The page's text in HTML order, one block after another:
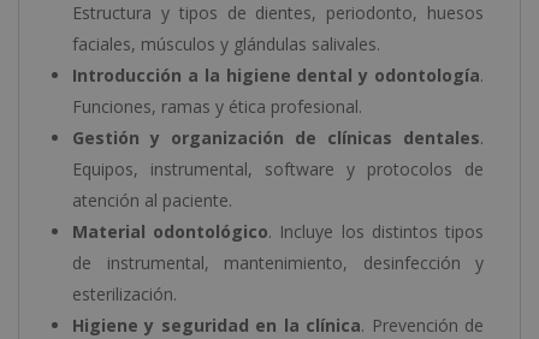
Estructura y tipos de dientes, periodonto, huesos
faciales, músculos y glándulas salivales.
Introducción a la higiene dental y odontología.
Funciones, ramas y ética profesional.
Gestión y organización de clínicas dentales.
Equipos, instrumental, software y protocolos de
atención al paciente.
Material odontológico. Incluye los distintos tipos
de instrumental, mantenimiento, desinfección y
esterilización.
Higiene y seguridad en la clínica. Prevención de